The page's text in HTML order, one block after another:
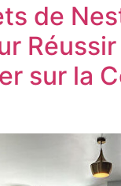
de
sur la